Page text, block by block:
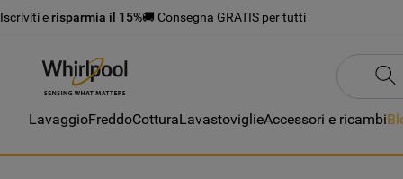
Iscriviti e risparmia il 15%🚚 Consegna GRATIS per tutti
LavaggioFreddoCotturaLavastoviglieAccessori e ricambi